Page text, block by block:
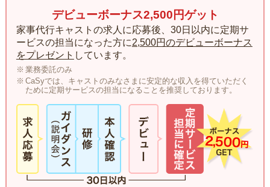
デビューボーナス2,500円ゲット
家事代行キャストの求人に応募後、30日以内に定期サ
ービスの担当になった方に2,500円のデビューボーナス
をプレゼント しています。
業務委託のみ
CaSyでは、キャストのみなさまに安定的な収入を得ていただく
ために定期サービスの担当になることを推奨しております。